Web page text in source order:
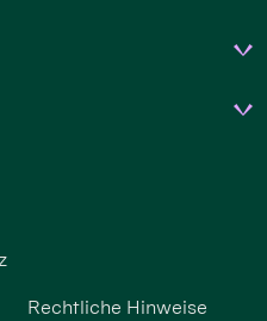
Rechtliche Hinweise